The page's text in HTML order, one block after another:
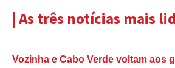
| As três notícias mais
Vozinha e Cabo Verde voltam aos